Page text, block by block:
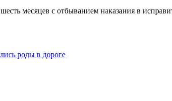
месяцев с отбыванием наказания в
роды в дороге